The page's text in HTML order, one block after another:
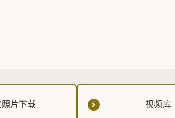
片下载 视频库